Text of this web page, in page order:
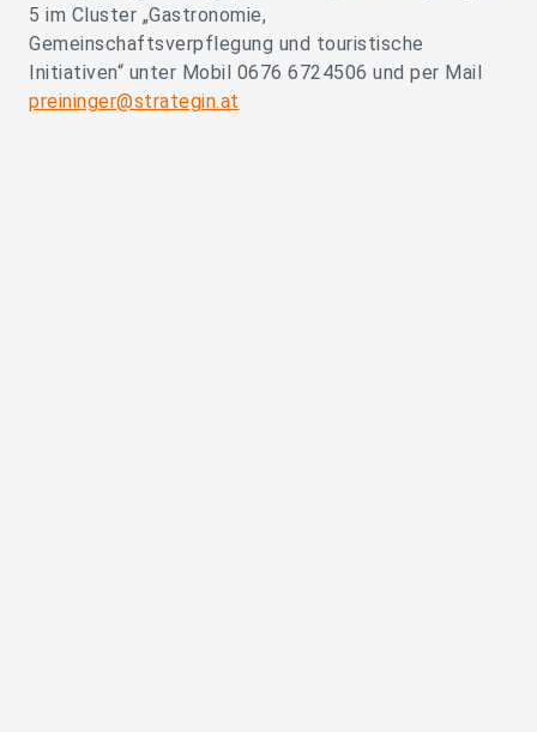
5 im Cluster „Gastronomie,
Gemeinschaftsverpflegung und touristische
Initiativen“ unter Mobil 0676 6724506 und per Mail
preininger@strategin.at